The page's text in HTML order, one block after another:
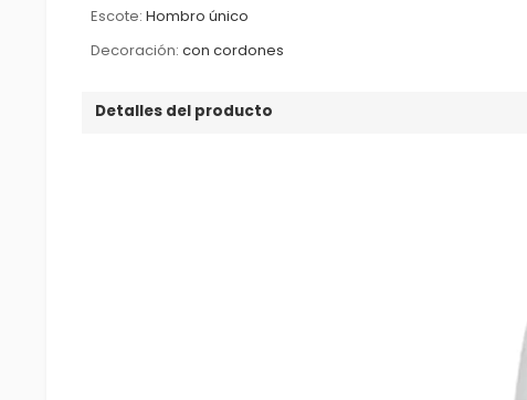
Escote: Hombro único
Decoración: con cordones
Detalles del producto